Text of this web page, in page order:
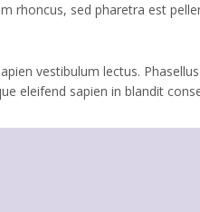
rhoncus, sed pharetra est
vestibulum lectus.
eleifend sapien in blandit